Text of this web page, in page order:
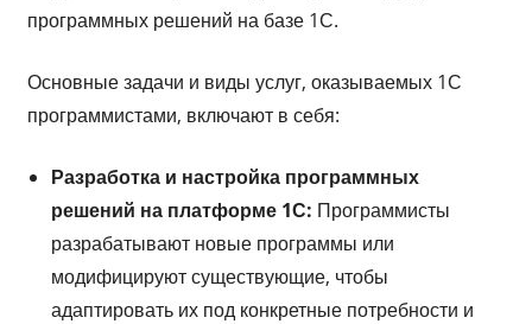
программных решений на базе 1С.
Основные задачи и виды услуг, оказываемых 1С
программистами, включают в себя:
Разработка и настройка программных
решений на платформе 1С: Программисты
разрабатывают новые программы или
модифицируют существующие, чтобы
адаптировать их под конкретные потребности и